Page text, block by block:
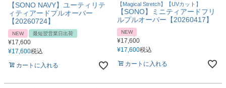
【SONO NAVY】ユーティリテ
ィティアードプルオーバー
【20260724】
NEW 最短翌営業日出荷
¥17,600
¥17,600税込
カートに入れる
【Magical Stretch】【UVカット】
【SONO】ミニティアードフリ
ルプルオーバー【20260417】
NEW
¥17,600
¥17,600税込
カートに入れる